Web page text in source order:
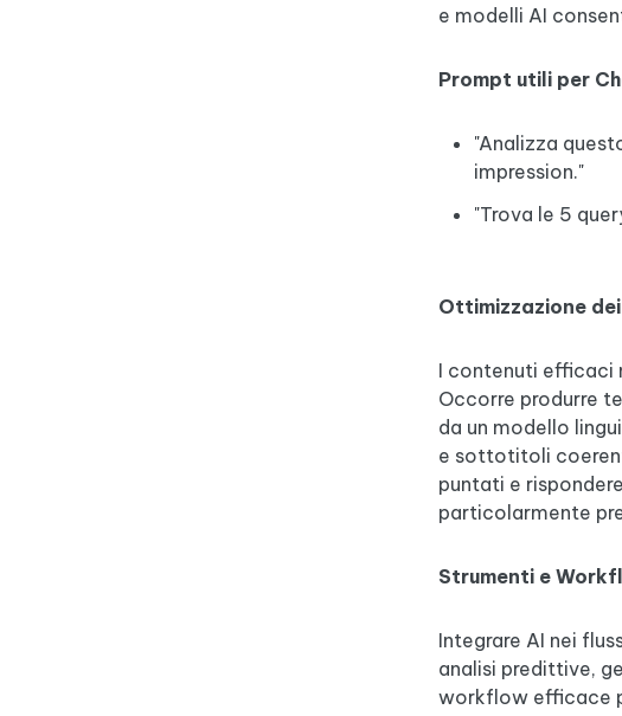
e modelli AI
Prompt utili per
"Analizza
impression."
"Trova le 5
Ottimizzazione
I contenuti efficaci
Occorre produrre
da un modello
e sottotitoli
puntati e
particolarmente
Strumenti e
Integrare AI nei
analisi predittive,
workflow efficace